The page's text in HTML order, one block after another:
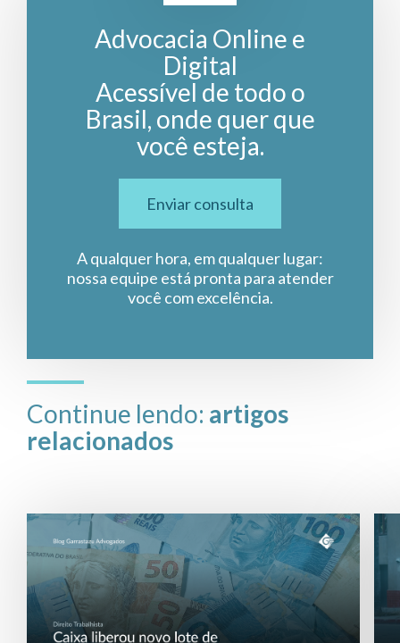
Advocacia Online e
Digital
Acessível de todo o
Brasil, onde quer que
você esteja.
Enviar consulta
A qualquer hora, em qualquer lugar:
nossa equipe está pronta para atender
você com excelência.
Continue lendo: artigos
relacionados